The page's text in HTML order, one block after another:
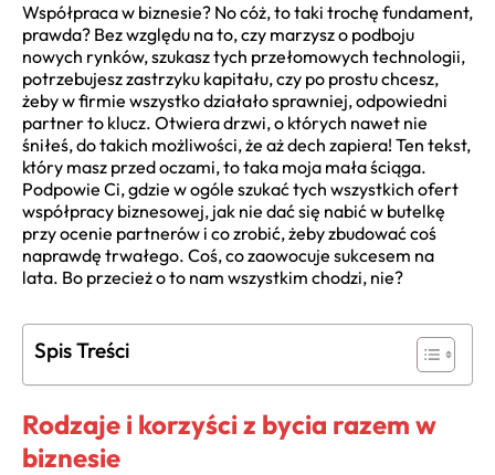
Współpraca w biznesie? No cóż, to taki trochę fundament,
prawda? Bez względu na to, czy marzysz o podboju
nowych rynków, szukasz tych przełomowych technologii,
potrzebujesz zastrzyku kapitału, czy po prostu chcesz,
żeby w firmie wszystko działało sprawniej, odpowiedni
partner to klucz. Otwiera drzwi, o których nawet nie
śniłeś, do takich możliwości, że aż dech zapiera! Ten tekst,
który masz przed oczami, to taka moja mała ściąga.
Podpowie Ci, gdzie w ogóle szukać tych wszystkich ofert
współpracy biznesowej, jak nie dać się nabić w butelkę
przy ocenie partnerów i co zrobić, żeby zbudować coś
naprawdę trwałego. Coś, co zaowocuje sukcesem na
lata. Bo przecież o to nam wszystkim chodzi, nie?
Spis Treści
Rodzaje i korzyści z bycia razem w
biznesie